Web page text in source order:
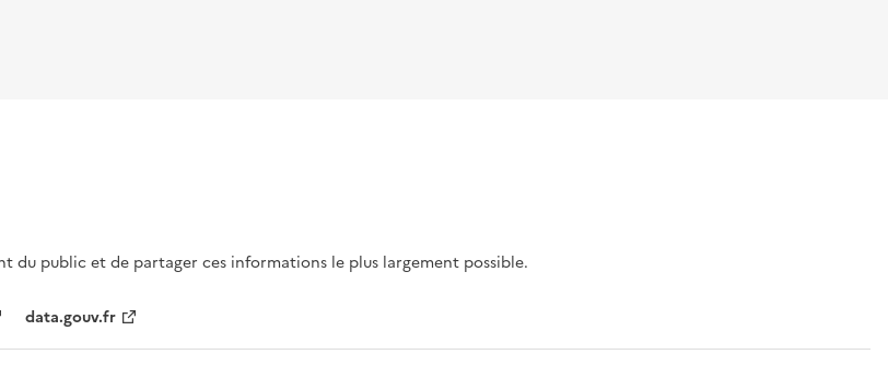
du public et de partager ces informations le plus largement possible.
data.gouv.fr